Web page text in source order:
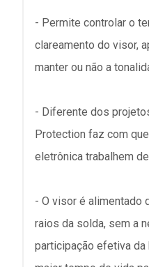
- Permite controlar o
clareamento do visor,
manter ou não a
- Diferente dos
Protection faz com
eletrônica trabalhem
- O visor é alimentado
raios da solda, sem a
participação efetiva da